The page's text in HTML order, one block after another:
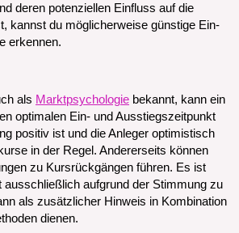
deren potenziellen Einfluss auf die
kannst du möglicherweise günstige Ein-
erkennen.
als Marktpsychologie bekannt, kann ein
optimalen Ein- und Ausstiegszeitpunkt
positiv ist und die Anleger optimistisch
in der Regel. Andererseits können
zu Kursrückgängen führen. Es ist
ausschließlich aufgrund der Stimmung zu
als zusätzlicher Hinweis in Kombination
dienen.